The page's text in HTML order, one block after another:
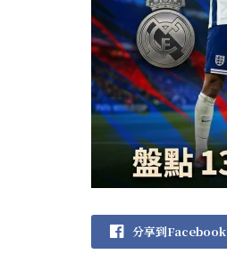
分享到Facebook